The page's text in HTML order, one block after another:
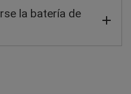
la batería de